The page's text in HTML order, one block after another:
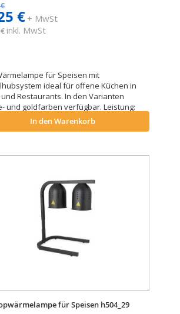
€+ MwSt
inkl. MwSt
für Speisen mit
ideal für offene Küchen in
Restaurants. In den Varianten
und goldfarben verfügbar. Leistung:
Länge Kabel: 600-800 mm.
In den Warenkorb
für Speisen h504_29